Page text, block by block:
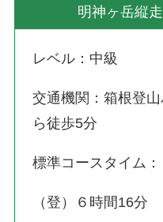
明神ヶ岳縦
レベル：中級
交通機関：箱根登
ら徒歩5分
標準コースタイム：
（登）６時間16分